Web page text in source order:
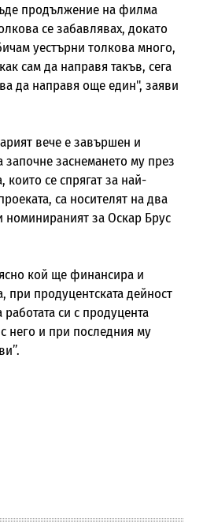
продължение на филма
се забавлявах, докато
уестърни толкова много,
сам да направя такъв, сега
да направя още един", заяви
вече e завършен и
започне заснемането му през
се спрягат за най-
са носителят на два
за Оскар Брус
кой ще финансира и
при продуцентската дейност
си с продуцента
него и при последния му